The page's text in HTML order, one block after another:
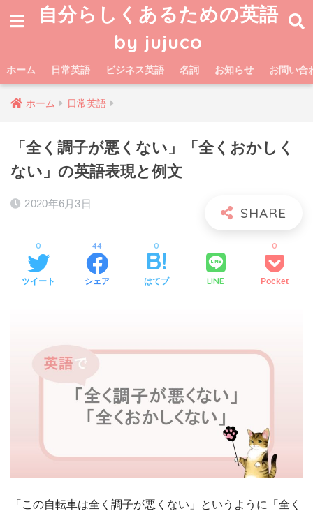
自分らしくあるための英語
by jujuco
ホーム 日常英語 ビジネス英語 名詞 お知らせ お問い合
ホーム 日常英語
「全く調子が悪くない」「全くおかしく
ない」の英語表現と例文
2020年6月3日
ツイート
0
シェア
44
はてブ
0
LINE Pocket
0
「この自転車は全く調子が悪くない」というように「全く